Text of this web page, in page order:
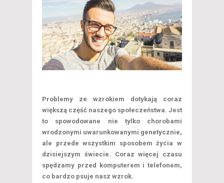
Problemy ze wzrokiem dotykają coraz
większą część naszego społeczeństwa. Jest
to spowodowane nie tylko chorobami
wrodzonymi uwarunkowanymi genetycznie,
ale przede wszystkim sposobem życia w
dzisiejszym świecie. Coraz więcej czasu
spędzamy przed komputerem i telefonem,
co bardzo psuje nasz wzrok.